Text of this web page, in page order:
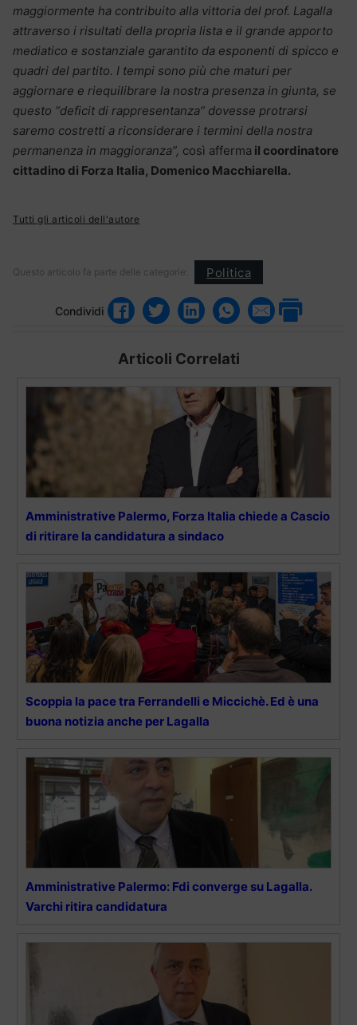
maggiormente ha contribuito alla vittoria del prof. Lagalla
attraverso i risultati della propria lista e il grande apporto
mediatico e sostanziale garantito da esponenti di spicco e
quadri del partito. I tempi sono più che maturi per
aggiornare e riequilibrare la nostra presenza in giunta, se
questo “deficit di rappresentanza” dovesse protrarsi
saremo costretti a riconsiderare i termini della nostra
permanenza in maggioranza”, così afferma il coordinatore
cittadino di Forza Italia, Domenico Macchiarella.
Tutti gli articoli dell'autore
Questo articolo fa parte delle categorie: Politica
Condividi
Articoli Correlati
Amministrative Palermo, Forza Italia chiede a Cascio
di ritirare la candidatura a sindaco
Scoppia la pace tra Ferrandelli e Miccichè. Ed è una
buona notizia anche per Lagalla
Amministrative Palermo: Fdi converge su Lagalla.
Varchi ritira candidatura